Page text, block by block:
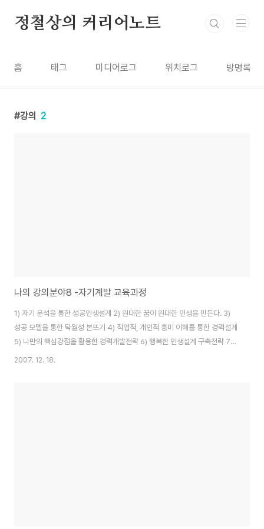
정철상의 커리어노트
홈 태그 미디어로그 위치로그 방명록
강의 2
나의 강의분야8 -자기계발 교육과정
1) 자기 분석을 통한 성공인생설계 2) 원대한 꿈이 원대한 인생을 만든다. 3)
성공 모델을 통한 탁월성 본뜨기 4) 직업적, 개인적 흥미 이해를 통한 경력설계
5) 나만의 핵심강점을 활용한 경력개발전략 6) 행복한 인생설계 구축전략 7)
MBTI를 통한 성격유형이해와 인간관계 이해 8) 성격, 기질, 성향에 따른 자기
2007. 12. 18.